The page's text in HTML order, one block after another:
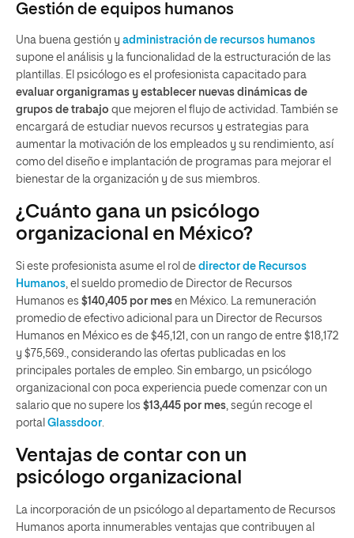
Gestión de equipos humanos
Una buena gestión y administración de recursos humanos
supone el análisis y la funcionalidad de la estructuración de las
plantillas. El psicólogo es el profesionista capacitado para
evaluar organigramas y establecer nuevas dinámicas de
grupos de trabajo que mejoren el flujo de actividad. También se
encargará de estudiar nuevos recursos y estrategias para
aumentar la motivación de los empleados y su rendimiento, así
como del diseño e implantación de programas para mejorar el
bienestar de la organización y de sus miembros.
¿Cuánto gana un psicólogo
organizacional en México?
Si este profesionista asume el rol de director de Recursos
Humanos , el sueldo promedio de Director de Recursos
Humanos es $140,405 por mes en México. La remuneración
promedio de efectivo adicional para un Director de Recursos
Humanos en México es de $45,121, con un rango de entre $18,172
y $75,569., considerando las ofertas publicadas en los
principales portales de empleo. Sin embargo, un psicólogo
organizacional con poca experiencia puede comenzar con un
salario que no supere los $13,445 por mes , según recoge el
portal Glassdoor
Ventajas de contar con un
psicólogo organizacional
La incorporación de un psicólogo al departamento de Recursos
Humanos aporta innumerables ventajas que contribuyen al